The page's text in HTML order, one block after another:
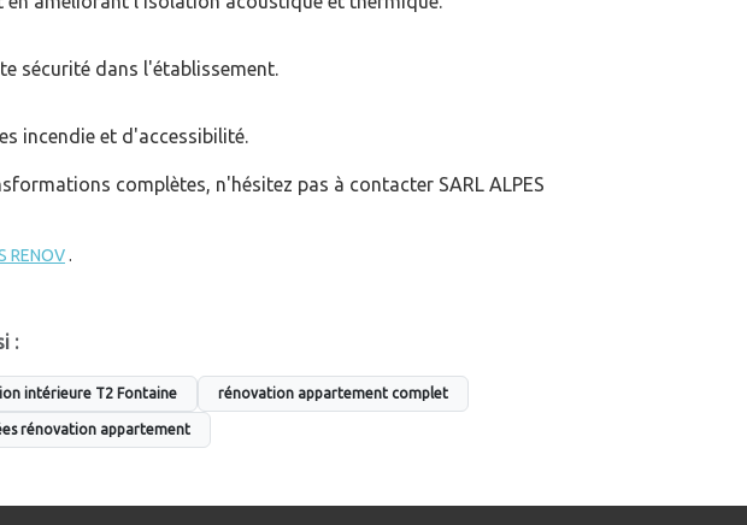
sécurité dans l'établissement.
incendie et d'accessibilité.
complètes, n'hésitez pas à contacter SARL ALPES
RENOV.
:
intérieure T2 Fontaine rénovation appartement complet
rénovation appartement